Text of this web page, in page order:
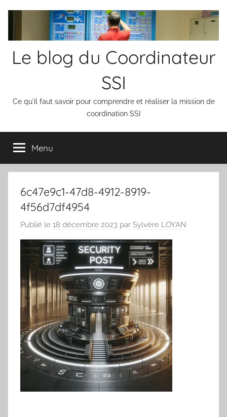
Le blog du Coordinateur
SSI
Ce qu'il faut savoir pour comprendre et réaliser la mission de
coordination SSI
Menu
6c47e9c1-47d8-4912-8919-
4f56d7df4954
Publié le 18 décembre 2023 par Sylvère LOYAN